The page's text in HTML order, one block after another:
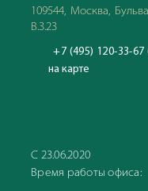
109544, Москва,
В.3.23
+7 (495) 120-33-
на карте
С 23.06.2020
Время работы офиса: